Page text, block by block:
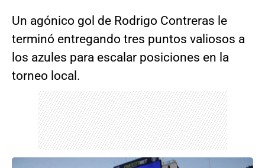
Un agónico gol de Rodrigo Contreras le
terminó entregando tres puntos valiosos a
los azules para escalar posiciones en la
torneo local.